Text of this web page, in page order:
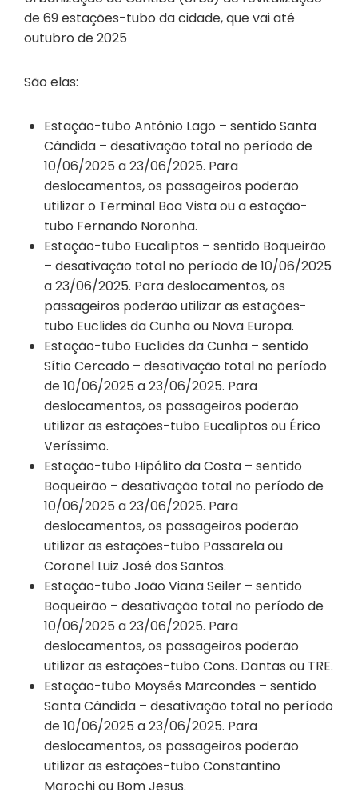
de 69 estações-tubo da cidade, que vai até
outubro de 2025
São elas:
Estação-tubo Antônio Lago – sentido Santa
Cândida – desativação total no período de
10/06/2025 a 23/06/2025. Para
deslocamentos, os passageiros poderão
utilizar o Terminal Boa Vista ou a estação-
tubo Fernando Noronha.
Estação-tubo Eucaliptos – sentido Boqueirão
– desativação total no período de 10/06/2025
a 23/06/2025. Para deslocamentos, os
passageiros poderão utilizar as estações-
tubo Euclides da Cunha ou Nova Europa.
Estação-tubo Euclides da Cunha – sentido
Sítio Cercado – desativação total no período
de 10/06/2025 a 23/06/2025. Para
deslocamentos, os passageiros poderão
utilizar as estações-tubo Eucaliptos ou Érico
Veríssimo.
Estação-tubo Hipólito da Costa – sentido
Boqueirão – desativação total no período de
10/06/2025 a 23/06/2025. Para
deslocamentos, os passageiros poderão
utilizar as estações-tubo Passarela ou
Coronel Luiz José dos Santos.
Estação-tubo João Viana Seiler – sentido
Boqueirão – desativação total no período de
10/06/2025 a 23/06/2025. Para
deslocamentos, os passageiros poderão
utilizar as estações-tubo Cons. Dantas ou TRE.
Estação-tubo Moysés Marcondes – sentido
Santa Cândida – desativação total no período
de 10/06/2025 a 23/06/2025. Para
deslocamentos, os passageiros poderão
utilizar as estações-tubo Constantino
Marochi ou Bom Jesus.